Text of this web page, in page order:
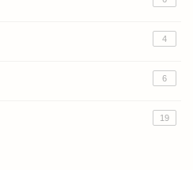
4
6
19